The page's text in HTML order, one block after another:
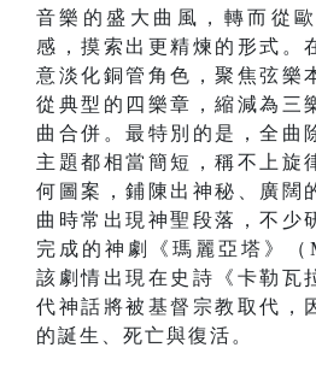
音樂的盛大曲風，轉而從
感，摸索出更精煉的形式。
意淡化銅管角色，聚焦弦樂
從典型的四樂章，縮減為三
曲合併。最特別的是，全曲
主題都相當簡短，稱不上旋
何圖案，鋪陳出神秘、廣闊
曲時常出現神聖段落，不少
完成的神劇《瑪麗亞塔》
該劇情出現在史詩《卡勒瓦
代神話將被基督宗教取代，
的誕生、死亡與復活。